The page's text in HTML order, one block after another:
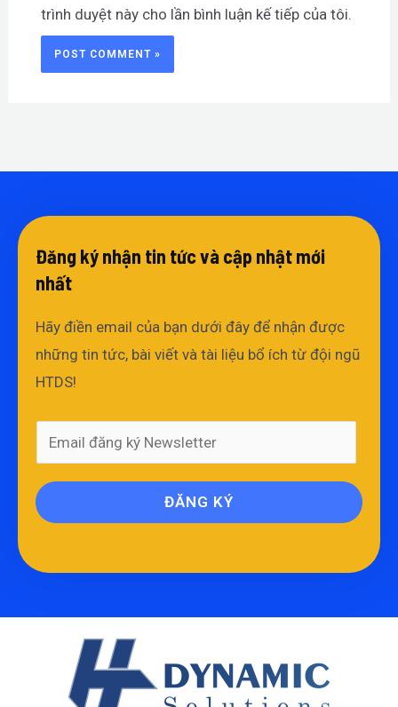
trình duyệt này cho lần bình luận kế tiếp của tôi.
Đăng ký nhận tin tức và cập nhật mới
nhất​
Hãy điền email của bạn dưới đây để nhận được
những tin tức, bài viết và tài liệu bổ ích từ đội ngũ
HTDS!
ĐĂNG KÝ